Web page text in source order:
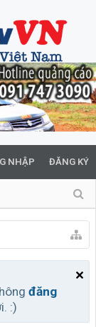
NHẬP ĐĂNG KÝ
đăng
:)